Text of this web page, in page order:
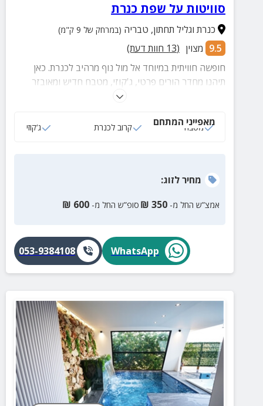
סוויטות על שפת כנרת
כנרת וגליל תחתון, טבריה (במרחק של 9 ק"מ)
9.5 מצוין (
13 חוות דעת)
חופשה חוויתית במיוחד אל מול נוף מרהיב לכנרת. כאן
תיהנו מחדר הורים פרטי, ג'קוזי, מטבח חדיש ומאובזר
ומיקום מעולה בקרבת מיטב האטרקציות ומקומות הבילוי
מאפייני המתחם
מטבח קרוב לכנרת ג‘קוזי
מחירלזוג:
אמצ”ש החל מ- 350
₪ סופ”ש החל מ- 600
₪
WhatsApp
053-9384108